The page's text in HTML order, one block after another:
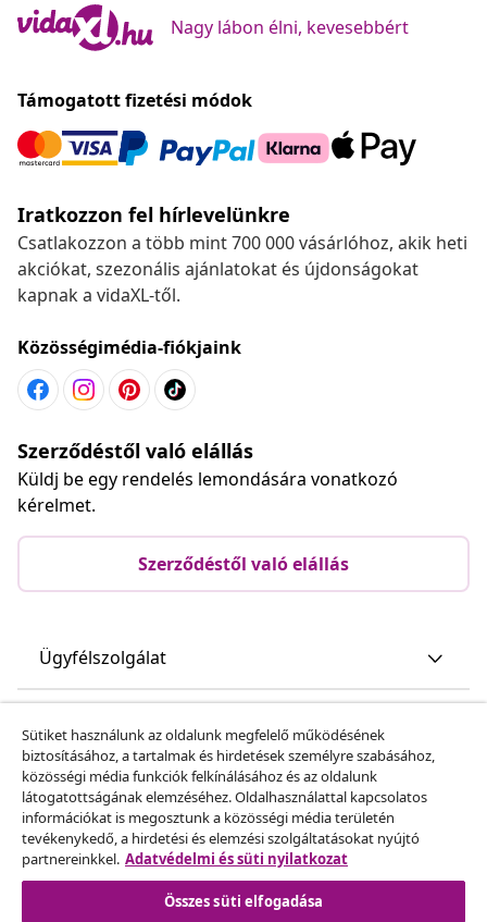
Nagy lábon élni, kevesebbért
Támogatott fizetési módok
Iratkozzon fel hírlevelünkre
Csatlakozzon a több mint 700 000 vásárlóhoz, akik heti
akciókat, szezonális ajánlatokat és újdonságokat
kapnak a vidaXL-től.
Közösségimédia-fiókjaink
Szerződéstől való elállás
Küldj be egy rendelés lemondására vonatkozó
kérelmet.
Szerződéstől való elállás
Ügyfélszolgálat
vidaXL
Fedezz fel többet
Sütiket használunk az oldalunk megfelelő működésének
biztosításához, a tartalmak és hirdetések személyre szabásához,
közösségi média funkciók felkínálásához és az oldalunk
látogatottságának elemzéséhez. Oldalhasználattal kapcsolatos
információkat is megosztunk a közösségi média területén
tevékenykedő, a hirdetési és elemzési szolgáltatásokat nyújtó
partnereinkkel. Adatvédelmi és süti nyilatkozat
Összes süti elfogadása